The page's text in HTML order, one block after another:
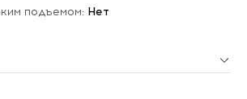
подъемом: Нет